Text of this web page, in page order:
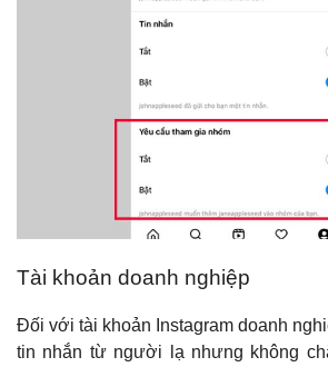
Tài khoản doanh nghiệp
Đối với tài khoản Instagram doanh
tin nhắn từ người lạ nhưng không